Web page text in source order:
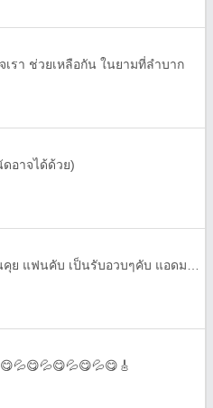
เรา ช่วยเหลือกัน ในยามที่ลำบาก
อาจได้ด้วย)